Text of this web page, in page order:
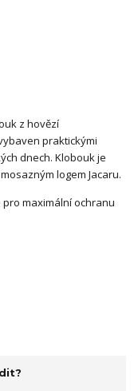
z hovězí
praktickými
dnech. Klobouk je
logem Jacaru.
maximální ochranu